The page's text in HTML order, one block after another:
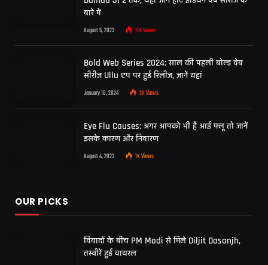
बारे में
August 5, 2023 11KViews
Bold Web Series 2024: साल की पहली बोल्ड वेब
सीरीज Ullu एप पर हुई रिलीज, जानें यहां
January 18, 2024 2KViews
Eye Flu Causes: अगर आपको भी है आई फ्लू तो जानें
इसके कारण और निवारण
August 4, 2023 1KViews
OUR PICKS
विवादों के बीच PM Modi से मिले Diljit Dosanjh,
तस्वीरें हुईं वायरल